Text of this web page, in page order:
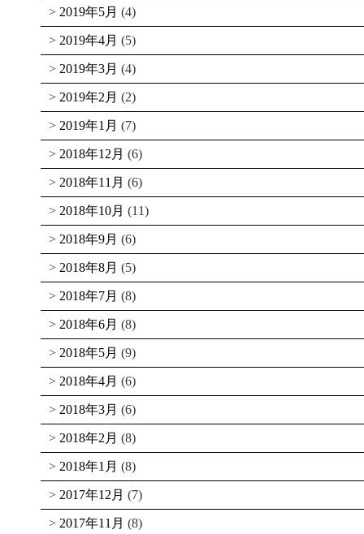
2019年5月 (4)
2019年4月 (5)
2019年3月 (4)
2019年2月 (2)
2019年1月 (7)
2018年12月 (6)
2018年11月 (6)
2018年10月 (11)
2018年9月 (6)
2018年8月 (5)
2018年7月 (8)
2018年6月 (8)
2018年5月 (9)
2018年4月 (6)
2018年3月 (6)
2018年2月 (8)
2018年1月 (8)
2017年12月 (7)
2017年11月 (8)